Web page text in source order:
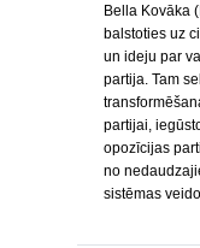
Bella Kovāka
balstoties uz
un ideju par
partija. Tam
partijai,
opozīcijas
no
sistēmas